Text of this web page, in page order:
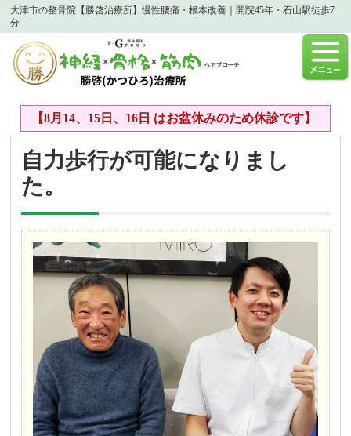
大津市の整骨院【勝啓治療所】慢性腰痛・根本改善｜開院45年・石山駅徒歩7
分
【8月14、15日、16日 はお盆休みのため休診です】
自力歩行が可能になりまし
た。